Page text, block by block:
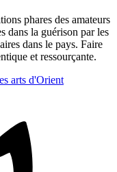
phares des amateurs
dans la guérison par les
dans le pays. Faire
et ressourçante.
arts d'Orient